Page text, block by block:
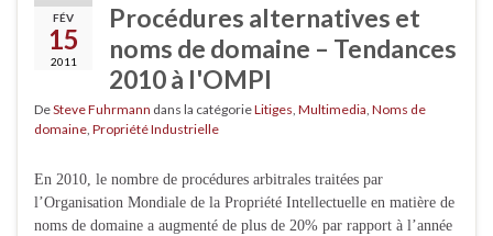
FÉV
15
2011
Procédures alternatives et
noms de domaine – Tendances
2010 à l'OMPI
DeSteve Fuhrmann dans la catégorieLitiges Multimedia Noms de
domaine Propriété Industrielle
En 2010, le nombre de procédures arbitrales traitées par
l’Organisation Mondiale de la Propriété Intellectuelle en matière de
noms de domaine a augmenté de plus de 20% par rapport à l’année